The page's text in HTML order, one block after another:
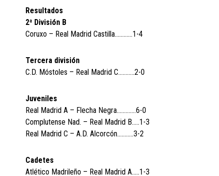
Resultados
2ª División B
Coruxo – Real Madrid Castilla…………1-4
Tercera división
C.D. Móstoles – Real Madrid C………..2-0
Juveniles
Real Madrid A – Flecha Negra………….6-0
Complutense Nad. – Real Madrid B…..1-3
Real Madrid C – A.D. Alcorcón………..3-2
Cadetes
Atlético Madrileño – Real Madrid A…..1-3